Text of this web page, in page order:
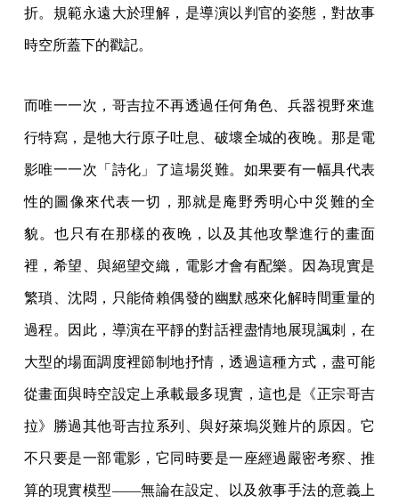
折。規範永遠大於理解，是導演以判官的姿態，對故事
時空所蓋下的戳記。
而唯一一次，哥吉拉不再透過任何角色、兵器視野來進
行特寫，是牠大行原子吐息、破壞全城的夜晚。那是電
影唯一一次「詩化」了這場災難。如果要有一幅具代表
性的圖像來代表一切，那就是庵野秀明心中災難的全
貌。也只有在那樣的夜晚，以及其他攻擊進行的畫面
裡，希望、與絕望交織，電影才會有配樂。因為現實是
繁瑣、沈悶，只能倚賴偶發的幽默感來化解時間重量的
過程。因此，導演在平靜的對話裡盡情地展現諷刺，在
大型的場面調度裡節制地抒情，透過這種方式，盡可能
從畫面與時空設定上承載最多現實，這也是《正宗哥吉
拉》勝過其他哥吉拉系列、與好萊塢災難片的原因。它
不只要是一部電影，它同時要是一座經過嚴密考察、推
算的現實模型——無論在設定、以及敘事手法的意義上